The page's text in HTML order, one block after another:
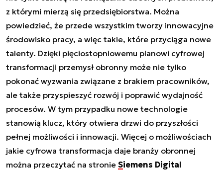
z którymi mierzą się przedsiębiorstwa. Można
powiedzieć, że przede wszystkim tworzy innowacyjne
środowisko pracy, a więc takie, które przyciąga nowe
talenty. Dzięki pięciostopniowemu planowi cyfrowej
transformacji przemysł obronny może nie tylko
pokonać wyzwania związane z brakiem pracowników,
ale także przyspieszyć rozwój i poprawić wydajność
procesów. W tym przypadku nowe technologie
stanowią klucz, który otwiera drzwi do przyszłości
pełnej możliwości i innowacji. Więcej o możliwościach
jakie cyfrowa transformacja daje branży obronnej
można przeczytać na stronie Siemens Digital